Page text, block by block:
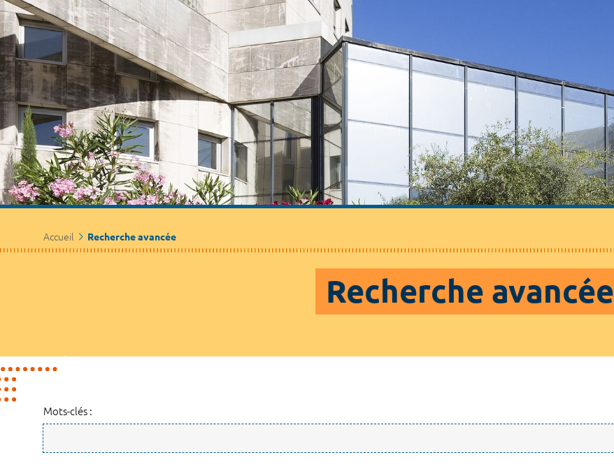
Accueil Recherche avancée
Recherche avancée
Mots-clés :